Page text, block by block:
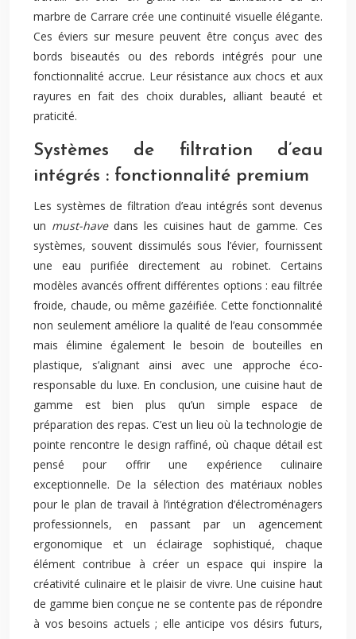
marbre de Carrare crée une continuité visuelle élégante.
Ces éviers sur mesure peuvent être conçus avec des
bords biseautés ou des rebords intégrés pour une
fonctionnalité accrue. Leur résistance aux chocs et aux
rayures en fait des choix durables, alliant beauté et
praticité.
Systèmes de filtration d’eau
intégrés : fonctionnalité premium
Les systèmes de filtration d’eau intégrés sont devenus
un must-have dans les cuisines haut de gamme. Ces
systèmes, souvent dissimulés sous l’évier, fournissent
une eau purifiée directement au robinet. Certains
modèles avancés offrent différentes options : eau filtrée
froide, chaude, ou même gazéifiée. Cette fonctionnalité
non seulement améliore la qualité de l’eau consommée
mais élimine également le besoin de bouteilles en
plastique, s’alignant ainsi avec une approche éco-
responsable du luxe. En conclusion, une cuisine haut de
gamme est bien plus qu’un simple espace de
préparation des repas. C’est un lieu où la technologie de
pointe rencontre le design raffiné, où chaque détail est
pensé pour offrir une expérience culinaire
exceptionnelle. De la sélection des matériaux nobles
pour le plan de travail à l’intégration d’électroménagers
professionnels, en passant par un agencement
ergonomique et un éclairage sophistiqué, chaque
élément contribue à créer un espace qui inspire la
créativité culinaire et le plaisir de vivre. Une cuisine haut
de gamme bien conçue ne se contente pas de répondre
à vos besoins actuels ; elle anticipe vos désirs futurs,